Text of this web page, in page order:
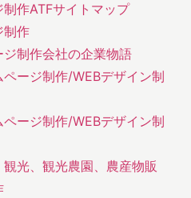
作ATFサイトマップ
制作
制作会社の企業物語
ージ制作/WEBデザイン制
ージ制作/WEBデザイン制
光、観光農園、農産物販